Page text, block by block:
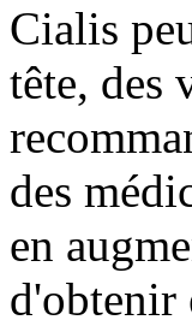
Cialis
tête, des
des
en
d'obtenir